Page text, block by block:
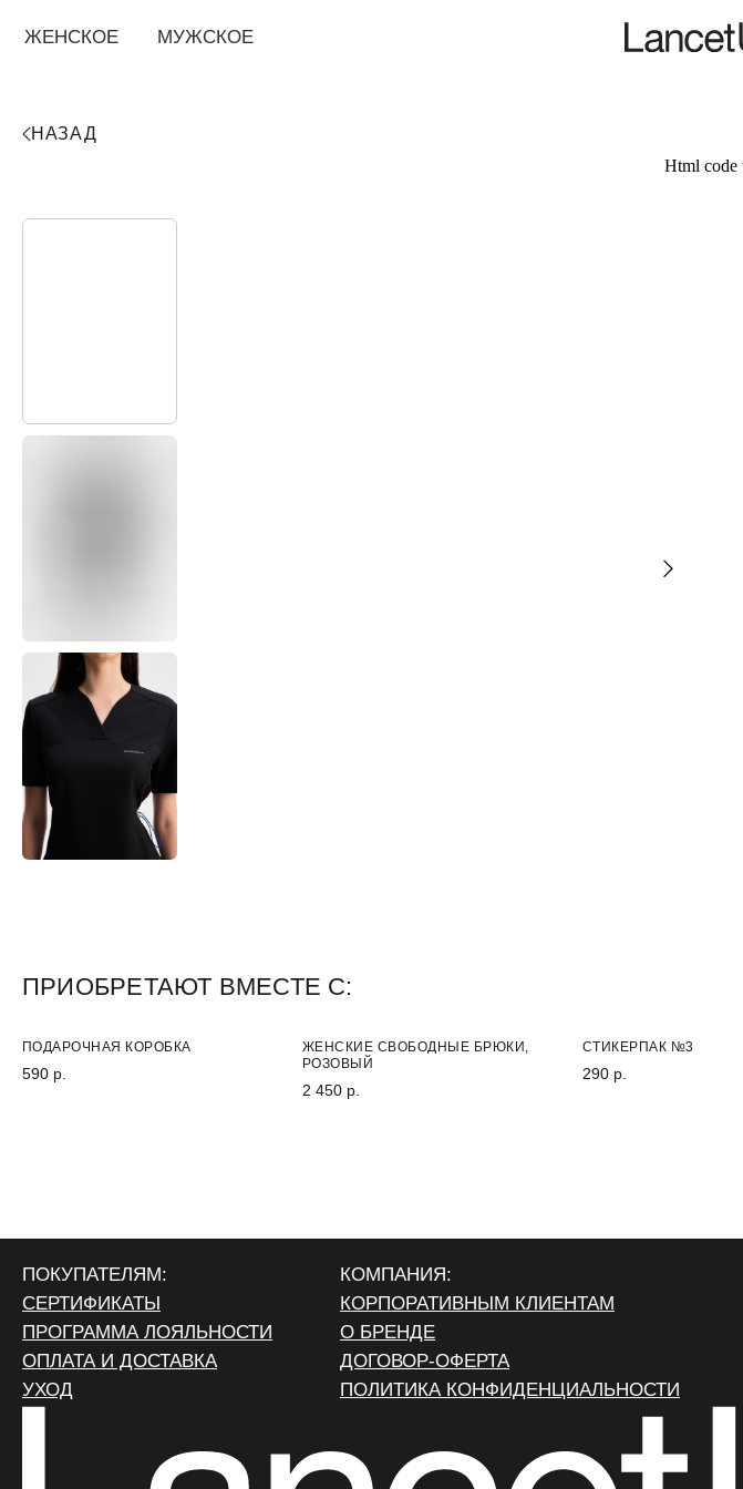
МУЖСКОЕ
ЖЕНСКОЕ
Html code
ПРИОБРЕТАЮТ ВМЕСТЕ С:
ПОДАРОЧНАЯ КОРОБКА
590 р.
ЖЕНСКИЕ СВОБОДНЫЕ БРЮКИ,
РОЗОВЫЙ
2 450 р.
СТИКЕРПАК №3
290 р.
ПОКУПАТЕЛЯМ:
СЕРТИФИКАТЫ
ПРОГРАММА ЛОЯЛЬНОСТИ
ОПЛАТА И ДОСТАВКА
УХОД
КОМПАНИЯ:
КОРПОРАТИВНЫМ КЛИЕНТАМ
О БРЕНДЕ
ДОГОВОР-ОФЕРТА
ПОЛИТИКА КОНФИДЕНЦИАЛЬНОСТИ